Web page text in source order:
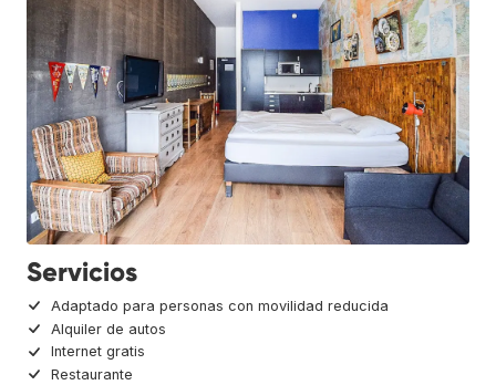
Servicios
Adaptado para personas con movilidad reducida
Alquiler de autos
Internet gratis
Restaurante